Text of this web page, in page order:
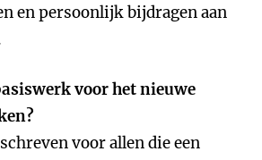
en persoonlijk bijdragen aan
voor het nieuwe
voor allen die een